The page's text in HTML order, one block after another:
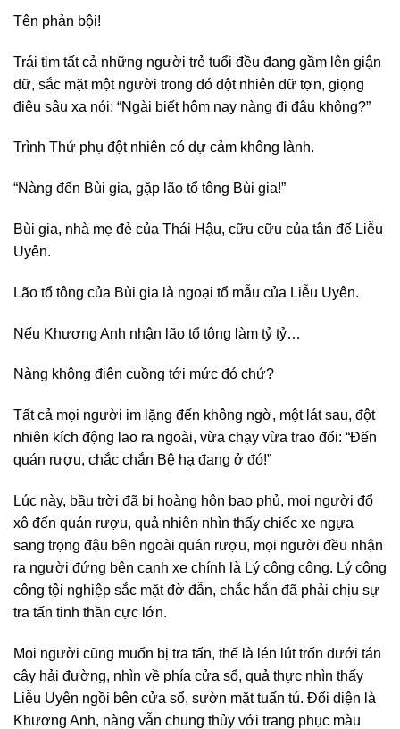
Tên phản bội!
Trái tim tất cả những người trẻ tuổi đều đang gầm lên giận
dữ, sắc mặt một người trong đó đột nhiên dữ tợn, giọng
điệu sâu xa nói: “Ngài biết hôm nay nàng đi đâu không?”
Trình Thứ phụ đột nhiên có dự cảm không lành.
“Nàng đến Bùi gia, gặp lão tổ tông Bùi gia!”
Bùi gia, nhà mẹ đẻ của Thái Hậu, cữu cữu của tân đế Liễu
Uyên.
Lão tổ tông của Bùi gia là ngoại tổ mẫu của Liễu Uyên.
Nếu Khương Anh nhận lão tổ tông làm tỷ tỷ…
Nàng không điên cuồng tới mức đó chứ?
Tất cả mọi người im lặng đến không ngờ, một lát sau, đột
nhiên kích động lao ra ngoài, vừa chạy vừa trao đổi: “Đến
quán rượu, chắc chắn Bệ hạ đang ở đó!”
Lúc này, bầu trời đã bị hoàng hôn bao phủ, mọi người đổ
xô đến quán rượu, quả nhiên nhìn thấy chiếc xe ngựa
sang trọng đậu bên ngoài quán rượu, mọi người đều nhận
ra người đứng bên cạnh xe chính là Lý công công. Lý công
công tội nghiệp sắc mặt đờ đẫn, chắc hẳn đã phải chịu sự
tra tấn tinh thần cực lớn.
Mọi người cũng muốn bị tra tấn, thế là lén lút trốn dưới tán
cây hải đường, nhìn về phía cửa sổ, quả thực nhìn thấy
Liễu Uyên ngồi bên cửa sổ, sườn mặt tuấn tú. Đối diện là
Khương Anh, nàng vẫn chung thủy với trang phục màu